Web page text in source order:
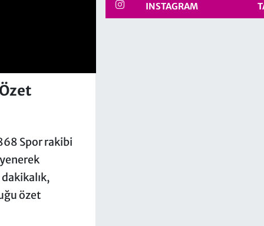
Spor rakibi
özet
INSTAGRAM